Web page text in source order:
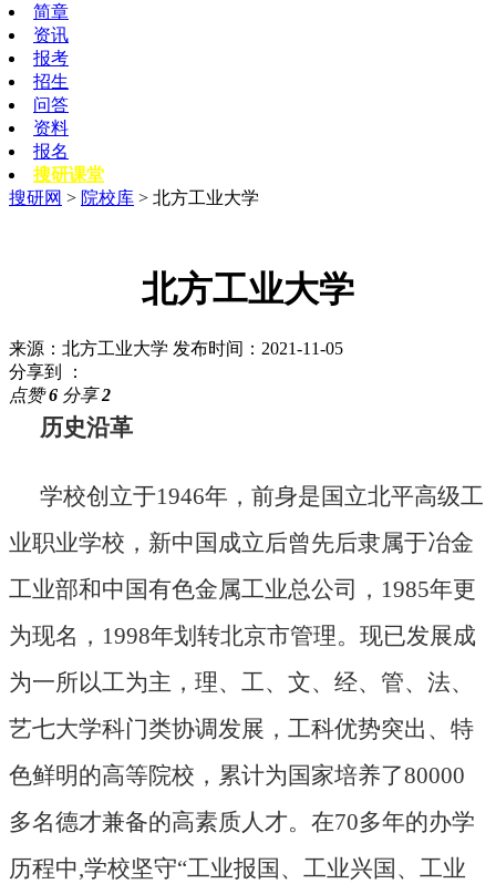
简章
资讯
报考
招生
问答
资料
报名
搜研课堂
搜研网 > 院校库 > 北方工业大学
北方工业大学
来源：北方工业大学 发布时间：2021-11-05
分享到 ：
点赞6 分享2
历史沿革
学校创立于1946年，前身是国立北平高级工
业职业学校，新中国成立后曾先后隶属于冶金
工业部和中国有色金属工业总公司，1985年更
为现名，1998年划转北京市管理。现已发展成
为一所以工为主，理、工、文、经、管、法、
艺七大学科门类协调发展，工科优势突出、特
色鲜明的高等院校，累计为国家培养了80000
多名德才兼备的高素质人才。在70多年的办学
历程中,学校坚守“工业报国、工业兴国、工业